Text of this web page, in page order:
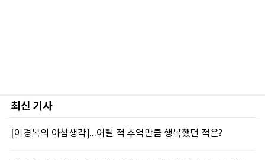
최신 기사
[이경복의 아침생각]...어릴 적 추억만큼 행복했던 적은?